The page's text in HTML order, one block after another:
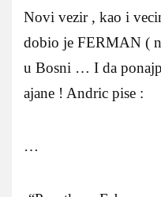
Novi vezir , kao i
dobio je FERMAN (
u Bosni … I da
ajane ! Andric pise :
…